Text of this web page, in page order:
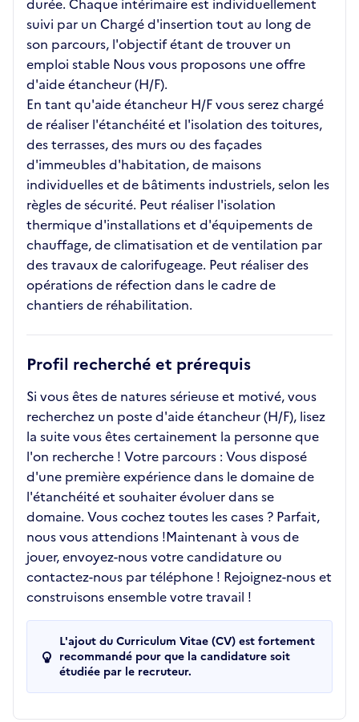
durée. Chaque intérimaire est individuellement
suivi par un Chargé d'insertion tout au long de
son parcours, l'objectif étant de trouver un
emploi stable Nous vous proposons une offre
d'aide étancheur (H/F).
En tant qu'aide étancheur H/F vous serez chargé
de réaliser l'étanchéité et l'isolation des toitures,
des terrasses, des murs ou des façades
d'immeubles d'habitation, de maisons
individuelles et de bâtiments industriels, selon les
règles de sécurité. Peut réaliser l'isolation
thermique d'installations et d'équipements de
chauffage, de climatisation et de ventilation par
des travaux de calorifugeage. Peut réaliser des
opérations de réfection dans le cadre de
chantiers de réhabilitation.
Profil recherché et prérequis
Si vous êtes de natures sérieuse et motivé, vous
recherchez un poste d'aide étancheur (H/F), lisez
la suite vous êtes certainement la personne que
l'on recherche ! Votre parcours : Vous disposé
d'une première expérience dans le domaine de
l'étanchéité et souhaiter évoluer dans se
domaine. Vous cochez toutes les cases ? Parfait,
nous vous attendions !Maintenant à vous de
jouer, envoyez-nous votre candidature ou
contactez-nous par téléphone ! Rejoignez-nous et
construisons ensemble votre travail !
L'ajout du Curriculum Vitae (CV) est fortement
recommandé pour que la candidature soit
étudiée par le recruteur.